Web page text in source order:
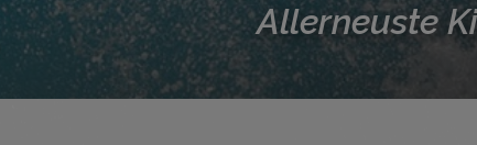
Allerneuste